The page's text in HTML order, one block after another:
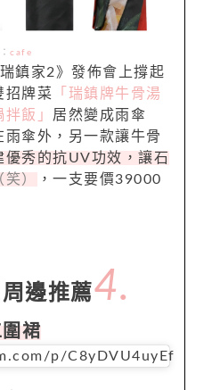
：cafe
鎮家2》發佈會上撐起
招牌菜 「瑞鎮牌牛骨湯
飯」 居然變成雨傘
雨傘外，另一款讓牛骨
優秀的抗UV功效，讓石
笑）
，一支要價39000
邊推薦4.
裙
p/C8yDVU4uyEf